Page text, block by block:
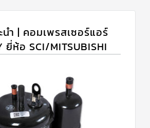
นำ | คอมเพรสเซอร์แอร์
ยี่ห้อ SCI/MITSUBISHI